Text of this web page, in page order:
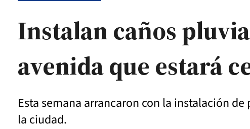
Instalan caños
avenida que estará
Esta semana arrancaron con la instalación
la ciudad.